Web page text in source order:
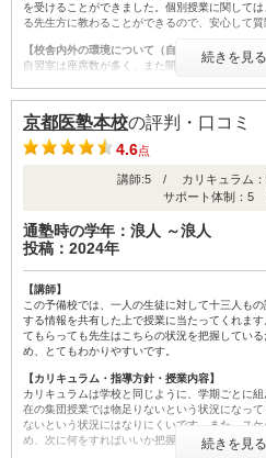
を受けることができました。個別授業に関して
る先生方に教わることができるので、安心して質
【校舎内外の環境について（自習室、交通の便、
自習室は座席数が多く、また開放時間も長いた
できます。
【サポート体制】
生徒と講師の先生方の距離が近いので、面談を
ぞれにフォローしようとしてくださります。
医学部専門予備校の中では平均的な値段かと思
コースによって料金は大きく左右されるかと思
担当の先生とコースについて良く相談されること
【良かった点（改善してほしい点） 】
何よりも生徒と講師の先生方の距離が近いので
す。さらに、非常勤講師の大学生の先生方から
チベーションの維持にもつながるかと思われます
続きを見る
京都医塾本校の評判・口コミ
4.6点
講師:5 / カリキュラ
サポート体制：
通塾時の学年：浪人 ～浪人
投稿：2024年
【講師】
この予備校では、一人の生徒に対して十三人も
する情報を共有した上で授業に当たってくれま
てもらっても先生はこちらの状況を把握してい
め、とてもわかりやすいです。
【カリキュラム・指導方針・授業内容】
カリキュラムは学校と同じように、学期ごとに
在の集団授業では物足りないという状況になっ
ないという状況にはなりにくいです。また、ス
め、次に何をすればいいか把握できる習慣も身に
続きを見る